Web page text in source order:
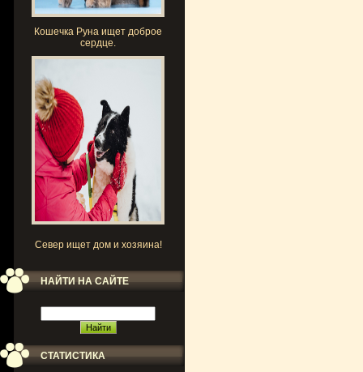
Кошечка Руна ищет доброе
сердце.
Север ищет дом и хозяина!
НАЙТИ НА САЙТЕ
СТАТИСТИКА